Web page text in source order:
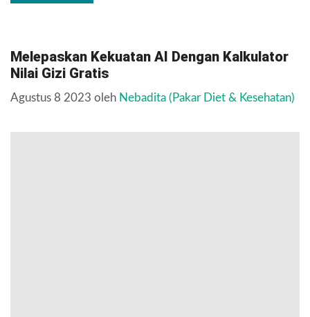
Melepaskan Kekuatan AI Dengan Kalkulator
Nilai Gizi Gratis
Agustus 8 2023 oleh Nebadita (Pakar Diet & Kesehatan)